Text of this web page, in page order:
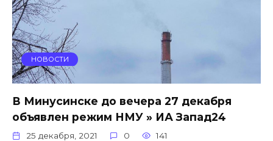
НОВОСТИ
В Минусинске до вечера 27 декабря
объявлен режим НМУ » ИА Запад24
25 декабря, 2021 0 141